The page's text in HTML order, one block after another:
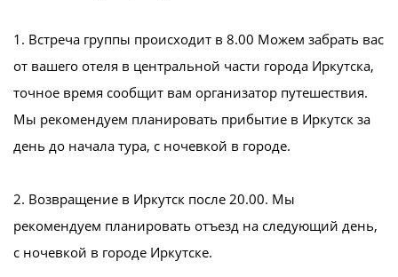
1. Встреча группы происходит в 8.00 Можем забрать вас
от вашего отеля в центральной части города Иркутска,
точное время сообщит вам организатор путешествия.
Мы рекомендуем планировать прибытие в Иркутск за
день до начала тура, с ночевкой в городе.
2. Возвращение в Иркутск после 20.00. Мы
рекомендуем планировать отъезд на следующий день,
с ночевкой в городе Иркутске.